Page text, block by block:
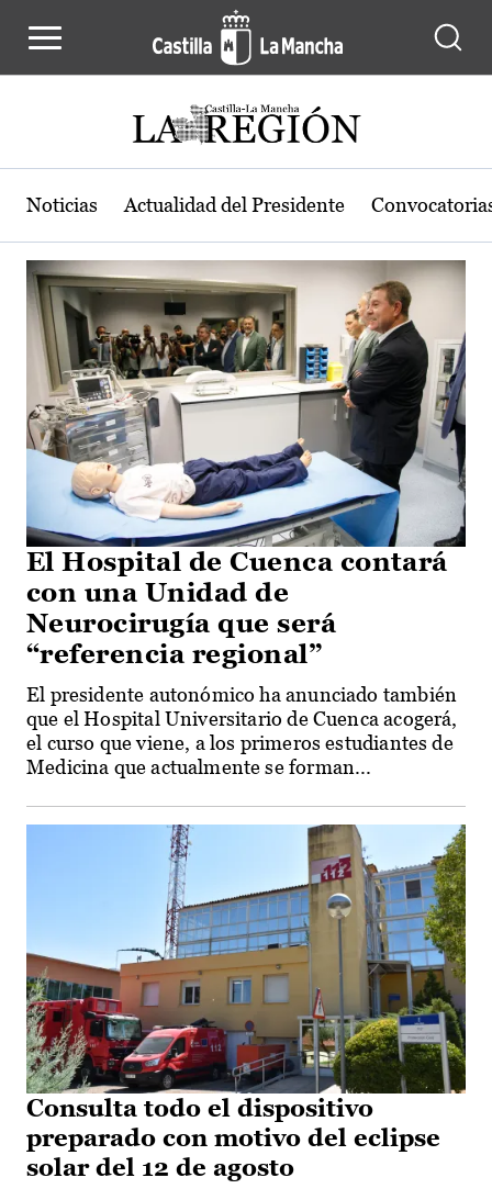
Actualidad de la región de Castilla-
Noticias Actualidad del Presidente
El Hospital de Cuenca contará
con una Unidad de
Neurocirugía que será
“referencia regional”
El presidente autonómico ha anunciado también
que el Hospital Universitario de Cuenca acogerá,
el curso que viene, a los primeros estudiantes de
Medicina que actualmente se forman...
Consulta todo el dispositivo
preparado con motivo del eclipse
solar del 12 de agosto